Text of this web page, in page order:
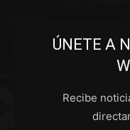
ÚNETE A
Recibe